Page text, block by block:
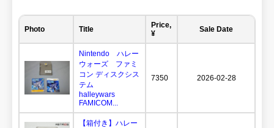
Photo Title
Price,
¥
Sale Date
Nintendo ハレー
ウォーズ ファミ
コン ディスクシス
テム
halleywars
FAMICOM...
7350 2026-02-28
【箱付き】ハレー